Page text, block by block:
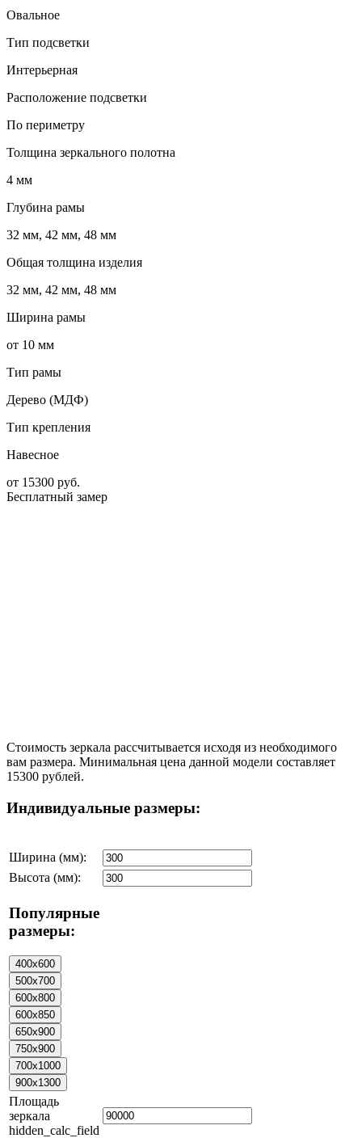
Овальное
Тип подсветки
Интерьерная
Расположение подсветки
По периметру
Толщина зеркального полотна
4 мм
Глубина рамы
32 мм, 42 мм, 48 мм
Общая толщина изделия
32 мм, 42 мм, 48 мм
Ширина рамы
от 10 мм
Тип рамы
Дерево (МДФ)
Тип крепления
Навесное
от 15300 руб.
Бесплатный замер
Стоимость зеркала рассчитывается исходя из необходимого
вам размера. Минимальная цена данной модели составляет
15300 рублей.
Индивидуальные размеры:
Ширина (мм):
Высота (мм):
Популярные
размеры:
Площадь
зеркала
hidden_calc_field